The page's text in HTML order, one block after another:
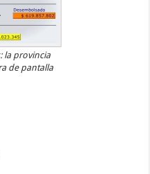
la provincia
de pantalla